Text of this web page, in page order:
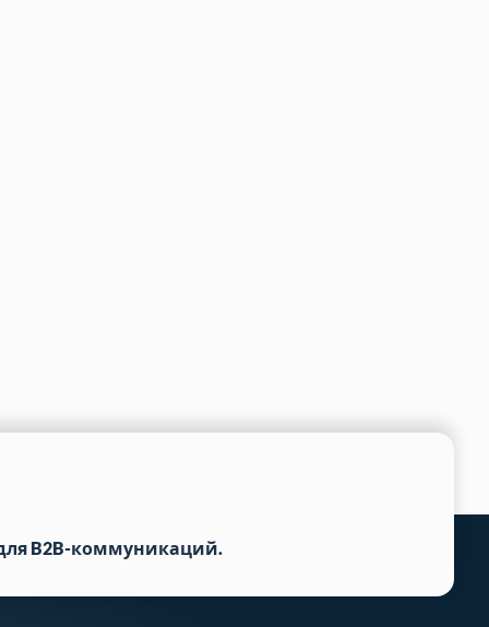
B2B-коммуникаций.